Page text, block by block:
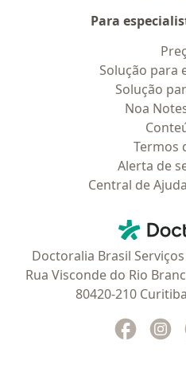
Para
Solução para
Solução
Noa
Termos
Alerta de
Central de
Doctoralia Brasil
Rua Visconde do Rio
80420-210
abre